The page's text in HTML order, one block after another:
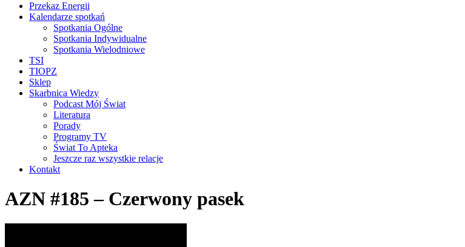
Przekaz Energii
Kalendarze spotkań
Spotkania Ogólne
Spotkania Indywidualne
Spotkania Wielodniowe
TSI
TIOPZ
Sklep
Skarbnica Wiedzy
Podcast Mój Świat
Literatura
Porady
Programy TV
Świat To Apteka
Jeszcze raz wszystkie relacje
Kontakt
AZN #185 – Czerwony pasek